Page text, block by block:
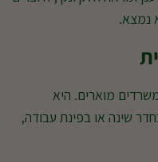
נמצא.
מוארים. היא
שינה או בפינת עבודה,